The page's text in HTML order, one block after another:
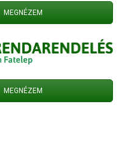
MEGNÉZEM
MEGNÉZEM